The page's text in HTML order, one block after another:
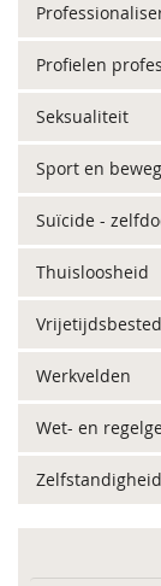
Profielen
Seksualiteit
Sport en
Suïcide -
Thuisloosheid
Werkvelden
Wet- en